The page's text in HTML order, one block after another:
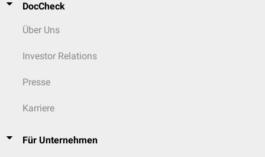
DocCheck
Über Uns
Investor Relations
Presse
Karriere
Für Unternehmen